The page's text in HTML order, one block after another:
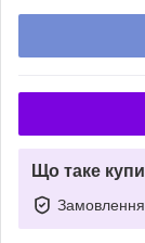
Що таке
Замовлення